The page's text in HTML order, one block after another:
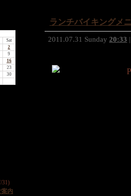
Sat
2
9
16
23
30
31)
内
ランチバイキングメ
2011.07.31 Sunday 20:33